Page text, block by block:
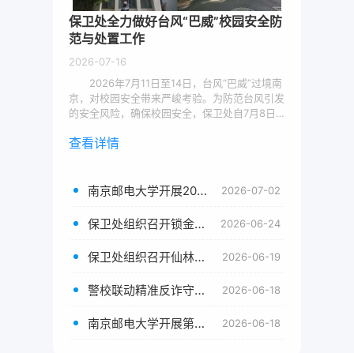
保卫处全力做好台风“巴威”校园安全防
范与处置工作
2026-07-16
2026年7月11日至14日，台风“巴威”过境南
京，对校园安全带来严峻考验。为防范台风引发
的安全风险，确保校园安全，保卫处自7月8日
省市防汛防台风工作部署要求，迅速行动，在仙
三...
查看详情
南京邮电大学开展2026年暑期放假前安全联合大检查 2026-07-02
保卫处组织召开锁金村校区校园安保服务满意度评议会 2026-06-24
保卫处组织召开仙林校区校园安保服务满意度评议会 2026-06-19
警校联动精准反诈守护学生财产安全 2026-06-18
南京邮电大学开展第二期反诈宣讲团专题培训 2026-06-18